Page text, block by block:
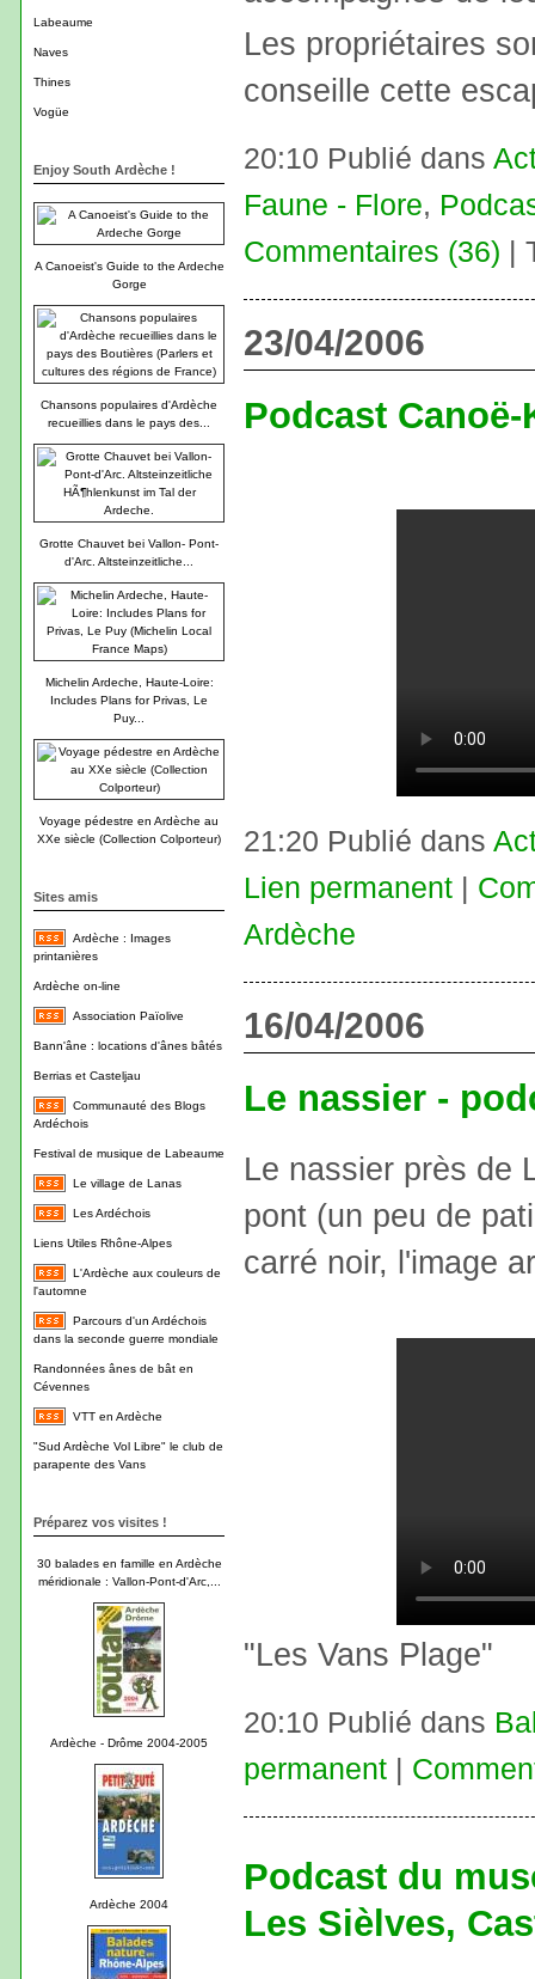
Labeaume
Naves
Thines
Vogüe
Enjoy South Ardèche !
A Canoeist's Guide to the Ardeche
Gorge
Chansons populaires d'Ardèche
recueillies dans le pays des...
Grotte Chauvet bei Vallon- Pont-
d'Arc. Altsteinzeitliche...
Michelin Ardeche, Haute-Loire:
Includes Plans for Privas, Le
Puy...
Voyage pédestre en Ardèche au
XXe siècle (Collection Colporteur)
Sites amis
Ardèche : Images
printanières
Ardèche on-line
Association Païolive
Bann'âne : locations d'ânes bâtés
Berrias et Casteljau
Communauté des Blogs
Ardéchois
Festival de musique de Labeaume
Le village de Lanas
Les Ardéchois
Liens Utiles Rhône-Alpes
L'Ardèche aux couleurs de
l'automne
Parcours d'un Ardéchois
dans la seconde guerre mondiale
Randonnées ânes de bât en
Cévennes
VTT en Ardèche
"Sud Ardèche Vol Libre" le club de
parapente des Vans
Préparez vos visites !
30 balades en famille en Ardèche
méridionale : Vallon-Pont-d'Arc,...
Ardèche - Drôme 2004-2005
Ardèche 2004
Les propriétaires
conseille cette
20:10 Publié dans
Faune - Flore,
Commentaires (36) |
23/04/2006
Podcast
21:20 Publié dans
Lien permanent
Ardèche
16/04/2006
Le nassier -
Le nassier près de
pont (un peu de
carré noir, l'image
"Les Vans Plage"
20:10 Publié dans
permanent
Podcast du
Les Sièlves,